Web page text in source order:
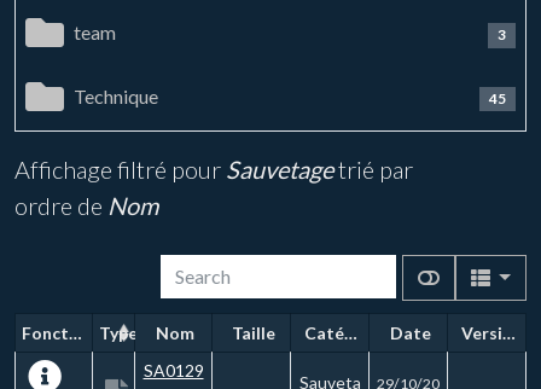
team 3
Technique 45
Affichage filtré pour Sauvetagetrié par
ordre de Nom
Fonctions Type Nom Taille Catégorie Date
Version
SA0129
Sauveta 29/10/20